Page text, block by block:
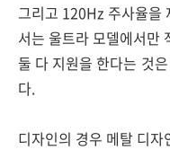
그리고 120Hz 주사율을
서는 울트라 모델에서만
둘 다 지원을 한다는 것
다.
디자인의 경우 메탈 디